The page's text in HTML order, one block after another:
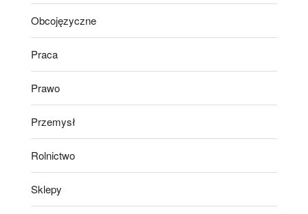
Obcojęzyczne
Praca
Prawo
Przemysł
Rolnictwo
Sklepy